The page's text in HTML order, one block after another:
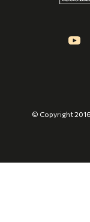
© Copyright